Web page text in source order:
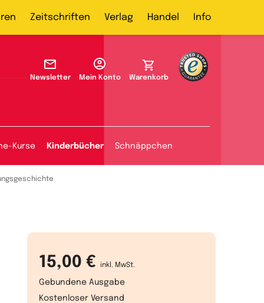
Zeitschriften Verlag Handel Info
Newsletter Mein Konto Warenkorb
Kurse Kinderbücher Schnäppchen
15,00 € inkl. MwSt.
Gebundene Ausgabe
Kostenloser Versand